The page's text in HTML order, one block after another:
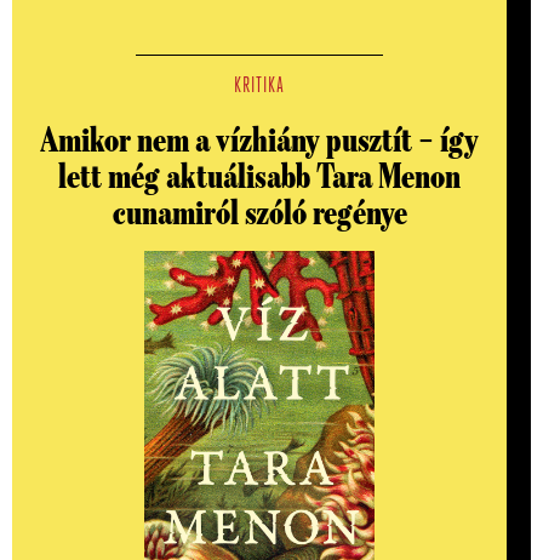
KRITIKA
Amikor nem a vízhiány pusztít – így
lett még aktuálisabb Tara Menon
cunamiról szóló regénye